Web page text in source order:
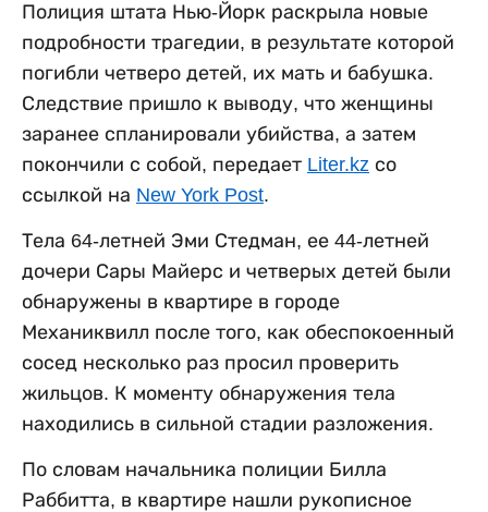
Полиция штата Нью-Йорк раскрыла новые
подробности трагедии, в результате которой
погибли четверо детей, их мать и бабушка.
Следствие пришло к выводу, что женщины
заранее спланировали убийства, а затем
покончили с собой, передает Liter.kz со
ссылкой на New York Post.
Тела 64-летней Эми Стедман, ее 44-летней
дочери Сары Майерс и четверых детей были
обнаружены в квартире в городе
Механиквилл после того, как обеспокоенный
сосед несколько раз просил проверить
жильцов. К моменту обнаружения тела
находились в сильной стадии разложения.
По словам начальника полиции Билла
Раббитта, в квартире нашли рукописное